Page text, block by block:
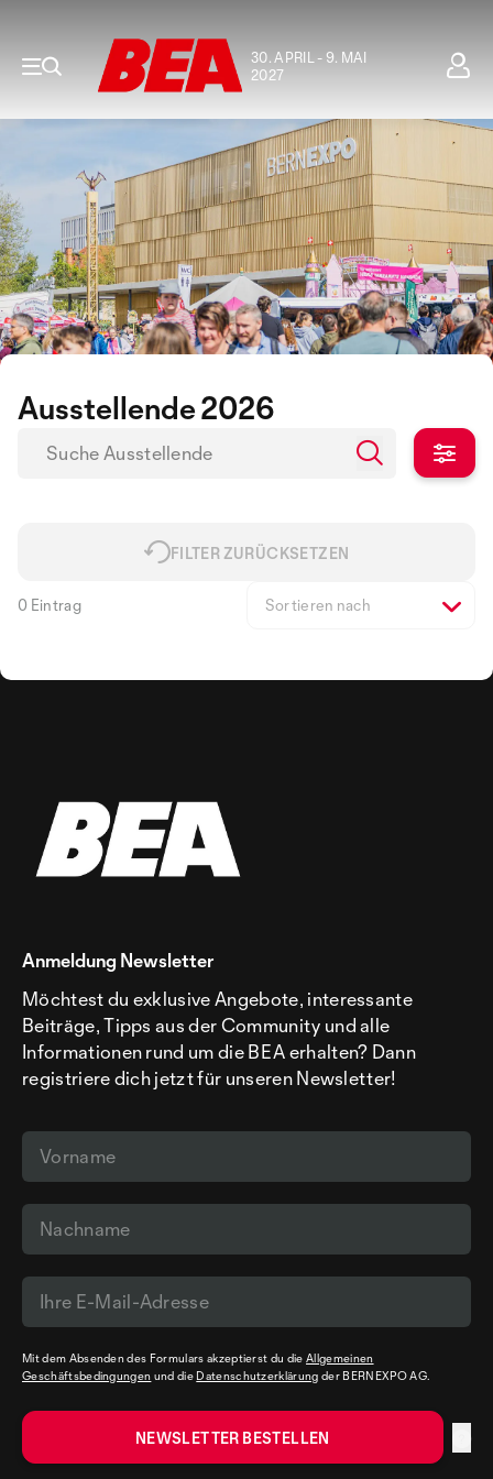
30. APRIL - 9. MAI
2027
Ausstellende 2026
FILTER ZURÜCKSETZEN
0 Eintrag Sortieren nach
Anmeldung Newsletter
Möchtest du exklusive Angebote, interessante
Beiträge, Tipps aus der Community und alle
Informationen rund um die BEA erhalten? Dann
registriere dich jetzt für unseren Newsletter!
Mit dem Absenden des Formulars akzeptierst du dieAllgemeinen
Geschäftsbedingungen und die Datenschutzerklärung der BERNEXPO AG.